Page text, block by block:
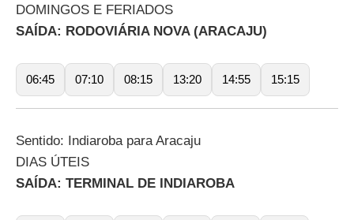
DOMINGOS E FERIADOS
SAÍDA: RODOVIÁRIA NOVA (ARACAJU)
06:45 07:10 08:15 13:20 14:55 15:15
Sentido: Indiaroba para Aracaju
DIAS ÚTEIS
SAÍDA: TERMINAL DE INDIAROBA